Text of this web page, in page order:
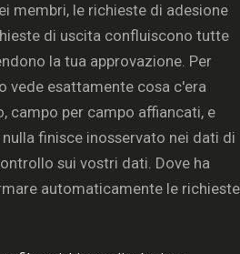
membri, le richieste di adesione
di uscita confluiscono tutte
la tua approvazione. Per
vede esattamente cosa c'era
campo per campo affiancati, e
finisce inosservato nei dati di
sui vostri dati. Dove ha
automaticamente le richieste